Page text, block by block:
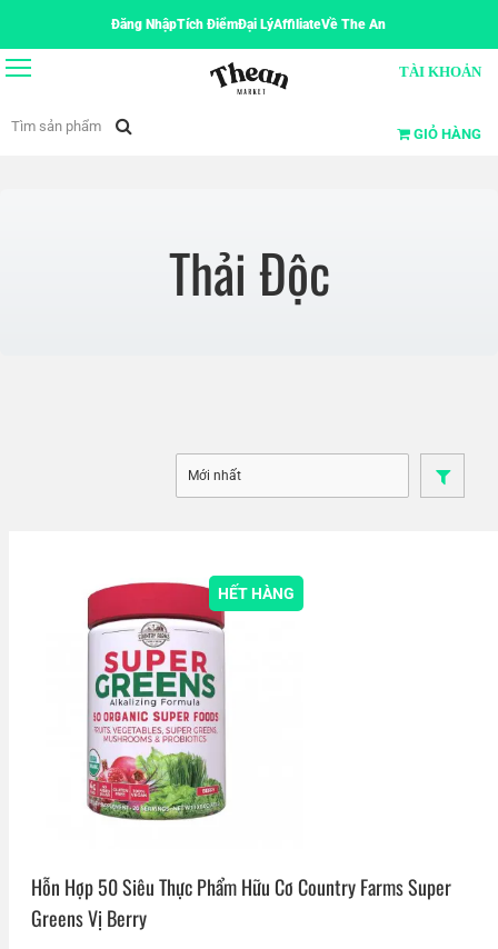
Đăng NhậpTích ĐiểmĐại LýAffiliateVề The An
TÀI KHOẢN
GIỎ HÀNG
Thải Độc
HẾT HÀNG
Hỗn Hợp 50 Siêu Thực Phẩm Hữu Cơ Country Farms Super
Greens Vị Berry